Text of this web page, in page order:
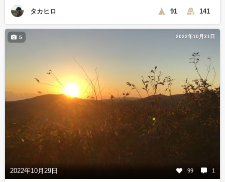
タカヒロ 91 141
2022年10月31日
2022年10月29日 99 1
5